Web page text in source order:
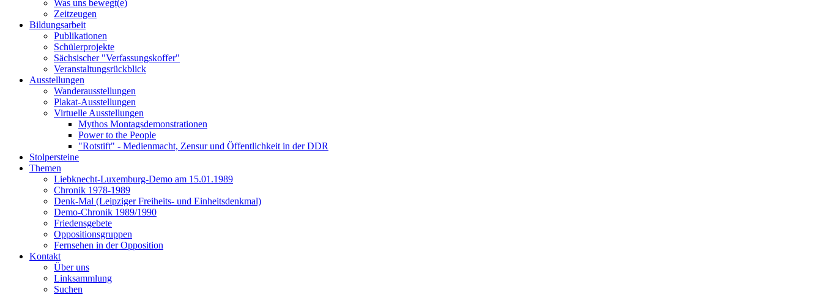
Was uns bewegt(e)
Zeitzeugen
Bildungsarbeit
Publikationen
Schülerprojekte
Sächsischer "Verfassungskoffer"
Veranstaltungsrückblick
Ausstellungen
Wanderausstellungen
Plakat-Ausstellungen
Virtuelle Ausstellungen
Mythos Montagsdemonstrationen
Power to the People
"Rotstift" - Medienmacht, Zensur und Öffentlichkeit in der DDR
Stolpersteine
Themen
Liebknecht-Luxemburg-Demo am 15.01.1989
Chronik 1978-1989
Denk-Mal (Leipziger Freiheits- und Einheitsdenkmal)
Demo-Chronik 1989/1990
Friedensgebete
Oppositionsgruppen
Fernsehen in der Opposition
Kontakt
Über uns
Linksammlung
Suchen